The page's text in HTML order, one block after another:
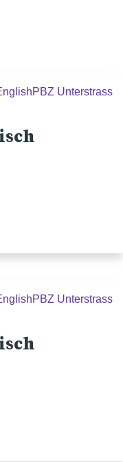
PBZ Unterstrass
PBZ Unterstrass